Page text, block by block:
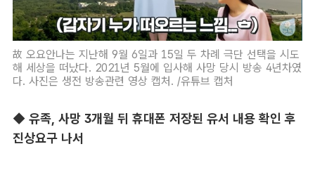
故 오요안나는 지난해 9월 6일과 15일 두 차례 극단 선택을 시도
해 세상을 떠났다. 2021년 5월에 입사해 사망 당시 방송 4년차였
다. 사진은 생전 방송관련 영상 캡처. /유튜브 캡처
◆ 유족, 사망 3개월 뒤 휴대폰 저장된 유서 내용 확인 후
진상요구 나서